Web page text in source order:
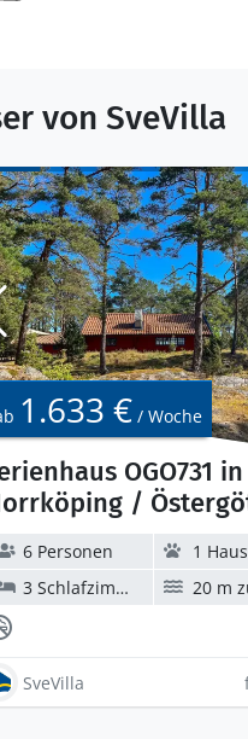
von SveVilla
OGO731 in
/
1.633 € / Woche
6 Personen
1
3 Schlafzimmer
20 m zum
SveVilla